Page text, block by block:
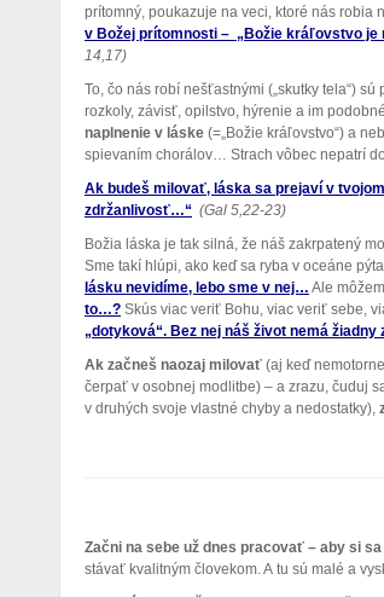
prítomný, poukazuje na veci, ktoré nás
v Božej prítomnosti – „Božie kráľovstvo je
14,17)
To, čo nás robí nešťastnými („skutky tela“)
rozkoly, závisť, opilstvo, hýrenie a im
naplnenie v láske (=„Božie kráľovstvo“) a
spievaním chorálov… Strach vôbec nepatrí
Ak budeš milovať, láska sa prejaví v
zdržanlivosť…“ (Gal 5,22-23)
Božia láska je tak silná, že náš zakrpatený
Sme takí hlúpi, ako keď sa ryba v oceáne
lásku nevidíme, lebo sme v nej… Ale
to…? Skús viac veriť Bohu, viac veriť sebe,
„dotyková“. Bez nej náš život nemá žiadny
Ak začneš naozaj milovať (aj keď
čerpať v osobnej modlitbe) – a zrazu, čuduj
v druhých svoje vlastné chyby a nedostatky),
Začni na sebe už dnes pracovať – aby si
stávať kvalitným človekom. A tu sú malé a